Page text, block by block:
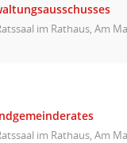
im Rathaus, Am
im Rathaus, Am